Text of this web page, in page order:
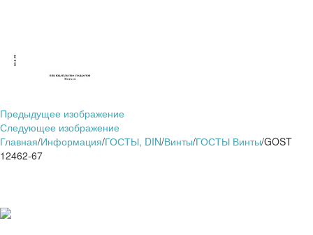
Предыдущее изображение
Следующее изображение
Главная/Информация/ГОСТЫ, DIN/Винты/ГОСТЫ Винты/GOST
12462-67